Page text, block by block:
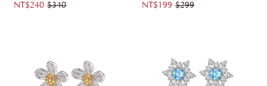
NT$240 $340 NT$199 $299